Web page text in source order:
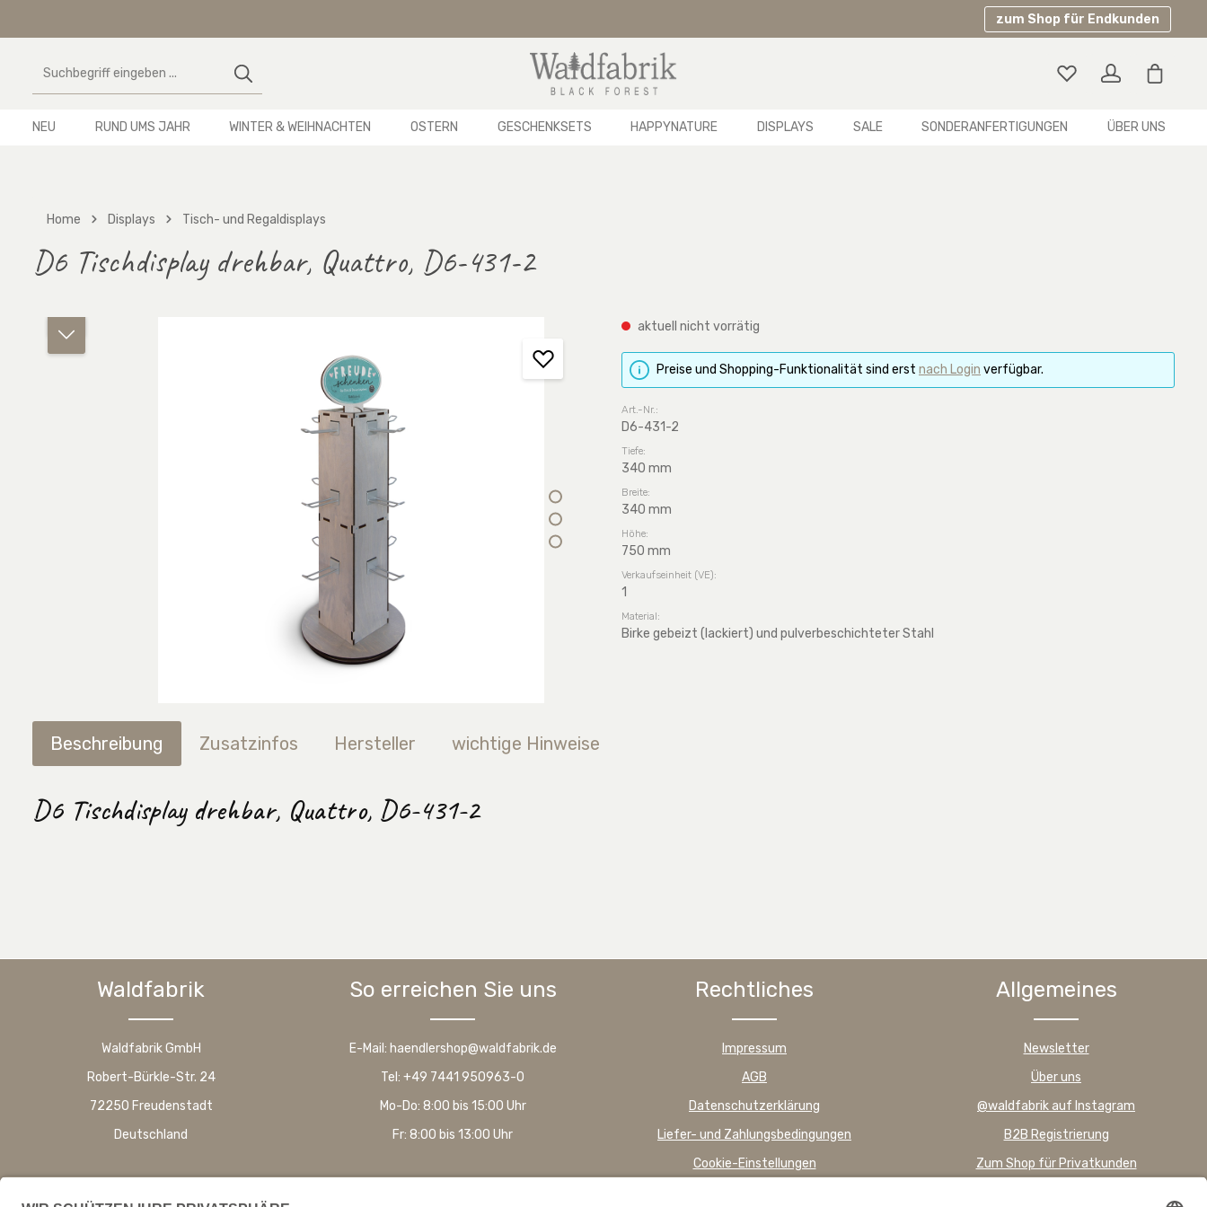
zum Shop für Endkunden
NEU RUND UMS JAHR WINTER & WEIHNACHTEN OSTERN GESCHENKSETS HAPPYNATURE DISPLAYS SALE SONDERANFERTIGUNGEN ÜBER UNS
Home Displays Tisch- und Regaldisplays
D6 Tischdisplay drehbar, Quattro, D6-431-2
aktuell nicht vorrätig
Preise und Shopping-Funktionalität sind erst nach Login verfügbar.
Art.-Nr.:
D6-431-2
Tiefe:
340 mm
Breite:
340 mm
Höhe:
750 mm
Verkaufseinheit (VE):
1
Material:
Birke gebeizt (lackiert) und pulverbeschichteter Stahl
Beschreibung Zusatzinfos Hersteller wichtige Hinweise
D6 Tischdisplay drehbar, Quattro, D6-431-2
Waldfabrik
Waldfabrik GmbH
Robert-Bürkle-Str. 24
72250 Freudenstadt
Deutschland
So erreichen Sie uns
E-Mail: haendlershop@waldfabrik.de
Tel: +49 7441 950963-0
Mo-Do: 8:00 bis 15:00 Uhr
Fr: 8:00 bis 13:00 Uhr
Rechtliches
Impressum
AGB
Datenschutzerklärung
Liefer- und Zahlungsbedingungen
Cookie-Einstellungen
Allgemeines
Newsletter
Über uns
@waldfabrik auf Instagram
B2B Registrierung
Zum Shop für Privatkunden